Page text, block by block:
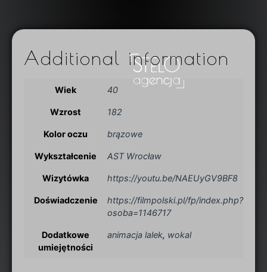
Additional information
Wiek 40
Wzrost 182
Kolor oczu brązowe
Wykształcenie AST Wrocław
Wizytówka https://youtu.be/NAEUyGV9BF8
Doświadczenie
https://filmpolski.pl/fp/index.php?
osoba=1146717
Dodatkowe
umiejętności
animacja lalek, wokal